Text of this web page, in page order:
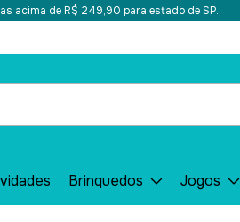
acima de R$ 249,90 para estado de SP.
Brinquedos Jogos